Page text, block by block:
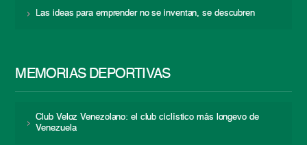
Las ideas para emprender no se inventan, se descubren
MEMORIAS DEPORTIVAS
Club Veloz Venezolano: el club ciclístico más longevo de
Venezuela